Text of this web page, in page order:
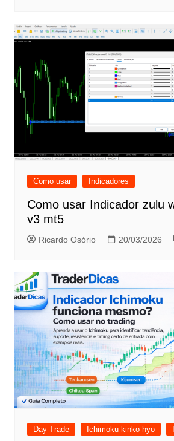
Como usar Indicadores
Como usar Indicador zulu
v3 mt5
Ricardo Osório 20/03/2026
Day Trade Ichimoku kinko hyo